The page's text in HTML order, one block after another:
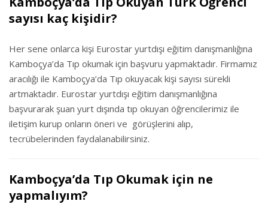
sayısı kaç kişidir?
Her sene onlarca kişi Eurostar yurtdışı eğitim danışmanlığına
Kamboçya’da Tıp okumak için başvuru yapmaktadır. Firmamız
aracılığı ile Kamboçya’da Tıp okuyacak kişi sayısı sürekli
artmaktadır. Eurostar yurtdışı eğitim danışmanlığına
başvurarak şuan yurt dışında tıp okuyan öğrencilerimiz ile
iletişim kurup onların öneri ve görüşlerini alıp,
tecrübelerinden faydalanabilirsiniz.
Kamboçya’da Tıp Okumak için ne
yapmalıyım?